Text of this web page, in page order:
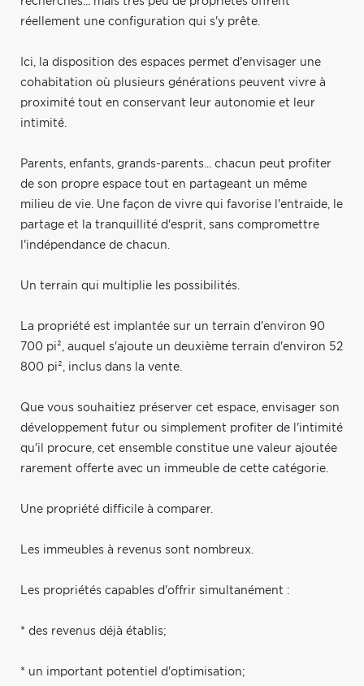
réellement une configuration qui s'y prête.
Ici, la disposition des espaces permet d'envisager une
cohabitation où plusieurs générations peuvent vivre à
proximité tout en conservant leur autonomie et leur
intimité.
Parents, enfants, grands-parents... chacun peut profiter
de son propre espace tout en partageant un même
milieu de vie. Une façon de vivre qui favorise l'entraide, le
partage et la tranquillité d'esprit, sans compromettre
l'indépendance de chacun.
Un terrain qui multiplie les possibilités.
La propriété est implantée sur un terrain d'environ 90
700 pi², auquel s'ajoute un deuxième terrain d'environ 52
800 pi², inclus dans la vente.
Que vous souhaitiez préserver cet espace, envisager son
développement futur ou simplement profiter de l'intimité
qu'il procure, cet ensemble constitue une valeur ajoutée
rarement offerte avec un immeuble de cette catégorie.
Une propriété difficile à comparer.
Les immeubles à revenus sont nombreux.
Les propriétés capables d'offrir simultanément :
* des revenus déjà établis;
* un important potentiel d'optimisation;